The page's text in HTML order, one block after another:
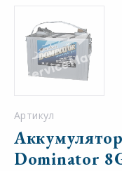
Артикул
Dominator